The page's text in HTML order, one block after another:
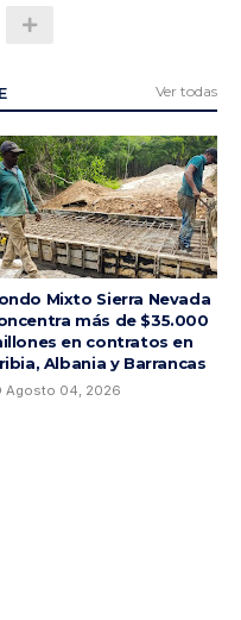
Ver todas
Mixto Sierra Nevada
más de $35.000
en contratos en
Albania y Barrancas
Agosto 04, 2026